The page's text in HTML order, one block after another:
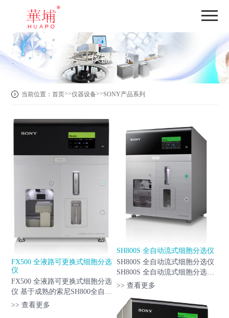
仪器设备
当前位置：首页>>仪器设备>>SONY产品系列
FX500 全液路可更换式细胞分选
仪
FX500 全液路可更换式细胞分选
仪 基于成熟的索尼SH800全自动
分选平台，以蓝光（Blue-Ray）
>> 查看更多
SH800S 全自动流式细胞分选仪
SH800S 全自动流式细胞分选仪
SH800S 全自动流式细胞分选仪
可使用70m，100m和130m微流
细胞大小进行分选。这种基于芯
片的新颖设计与全面的流体控制
>> 查看更多